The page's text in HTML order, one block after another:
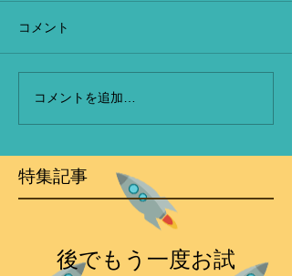
コメント
コメントを追加…
特集記事
後でもう一度お試